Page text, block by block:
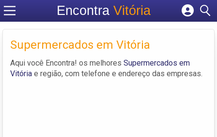
EncontraVitória
Cadastrar empresa
Criar conta
Supermercados em Vitória
Aqui você Encontra! os melhores Supermercados em
Vitória e região, com telefone e endereço das empresas.